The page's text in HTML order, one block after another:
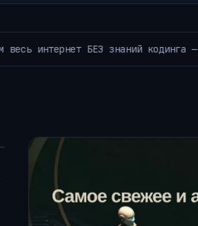
АРХИВ РУБРИКИ ~КОРОТКО ИЗ TELEGRAM~